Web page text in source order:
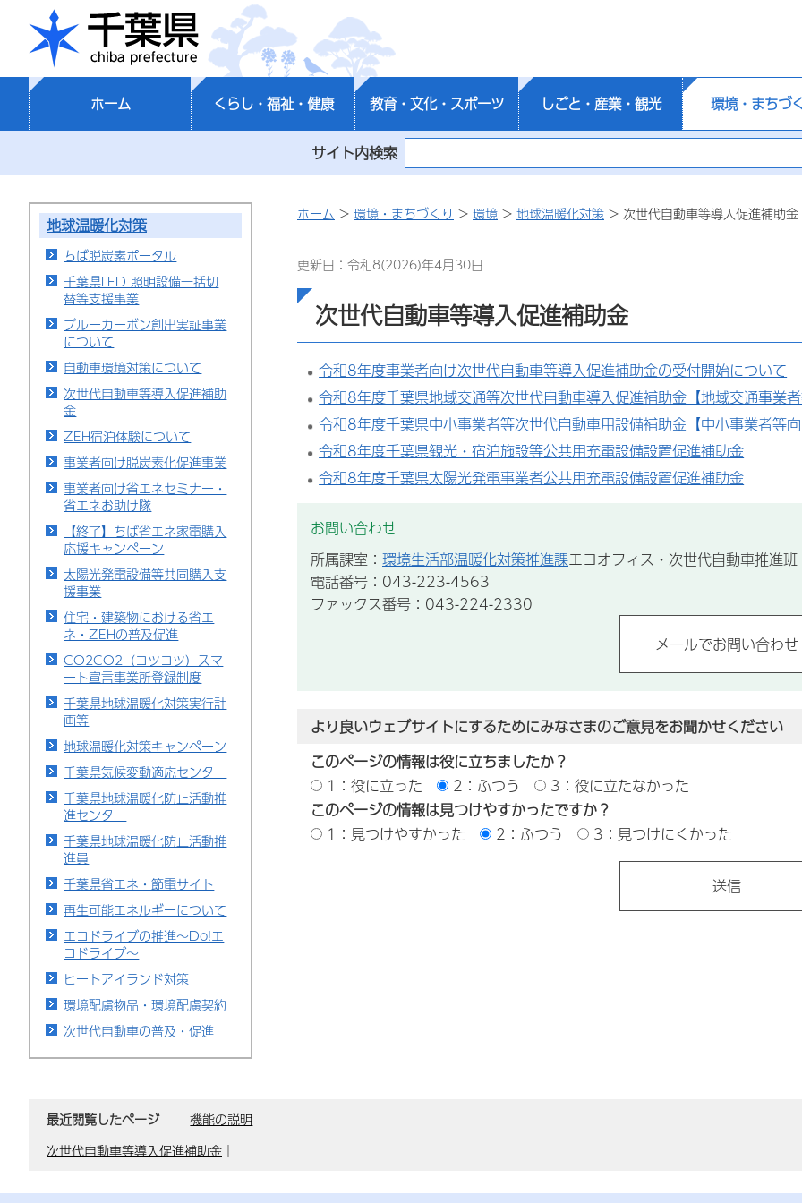
千葉県
ホーム くらし・福祉・健康 教育・文化・スポーツ しごと・産業・観光 環境・まちづ
サイト内検索
地球温暖化対策
ちば脱炭素ポータル
千葉県LED 照明設備一括切
替等支援事業
ブルーカーボン創出実証事業
について
自動車環境対策について
次世代自動車等導入促進補助
金
ZEH宿泊体験について
事業者向け脱炭素化促進事業
事業者向け省エネセミナー・
省エネお助け隊
【終了】ちば省エネ家電購入
応援キャンペーン
太陽光発電設備等共同購入支
援事業
住宅・建築物における省エ
ネ・ZEHの普及促進
CO2CO2（コツコツ）スマ
ート宣言事業所登録制度
千葉県地球温暖化対策実行計
画等
地球温暖化対策キャンペーン
千葉県気候変動適応センター
千葉県地球温暖化防止活動推
進センター
千葉県地球温暖化防止活動推
進員
千葉県省エネ・節電サイト
再生可能エネルギーについて
エコドライブの推進～Do!エ
コドライブ～
ヒートアイランド対策
環境配慮物品・環境配慮契約
次世代自動車の普及・促進
ホーム > 環境・まちづくり > 環境 > 地球温暖化対策 > 次世代自動車等導入促進補助金
更新日：令和8(2026)年4月30日
次世代自動車等導入促進補助金
令和8年度事業者向け次世代自動車等導入促進補助金の受付開始について
令和8年度千葉県地域交通等次世代自動車導入促進補助金【地域交通事業
令和8年度千葉県中小事業者等次世代自動車用設備補助金【中小事業者等
令和8年度千葉県観光・宿泊施設等公共用充電設備設置促進補助金
令和8年度千葉県太陽光発電事業者公共用充電設備設置促進補助金
お問い合わせ
所属課室： 環境生活部温暖化対策推進課エコオフィス・次世代自動車推進班
電話番号：043-223-4563
ファックス番号：043-224-2330
より良いウェブサイトにするためにみなさまのご意見をお聞かせください
このページの情報は役に立ちましたか？
1：役に立った
2：ふつう
3：役に立たなかった
このページの情報は見つけやすかったですか？
1：見つけやすかった
2：ふつう 3：見つけにくかった
最近閲覧したページ
機能の説明
次世代自動車等導入促進補助金 ｜